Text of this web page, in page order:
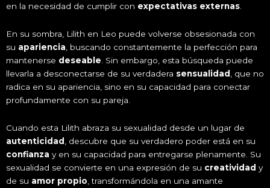
en la necesidad de cumplir con expectativas externas
En su sombra, Lilith en Leo puede volverse obsesionada con
su apariencia , buscando constantemente la perfección para
mantenerse deseable . Sin embargo, esta búsqueda puede
llevarla a desconectarse de su verdadera sensualidad
, que no
radica en su apariencia, sino en su capacidad para conectar
profundamente con su pareja.
Cuando esta Lilith abraza su sexualidad desde un lugar de
autenticidad
, descubre que su verdadero poder está en su
confianza y en su capacidad para entregarse plenamente. Su
sexualidad se convierte en una expresión de su creatividad y
de su amor propio , transformándola en una amante